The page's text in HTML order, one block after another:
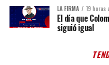
LA FIRMA 19 horas
El día que
siguió igual